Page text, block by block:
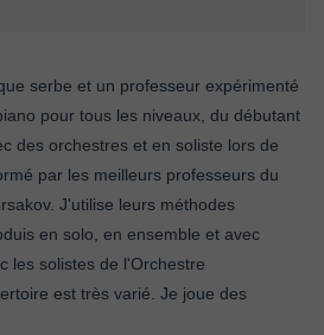
serbe et un professeur expérimenté
pour tous les niveaux, du débutant
des orchestres et en soliste lors de
par les meilleurs professeurs du
J'utilise leurs méthodes
en solo, en ensemble et avec
les solistes de l'Orchestre
est très varié. Je joue des